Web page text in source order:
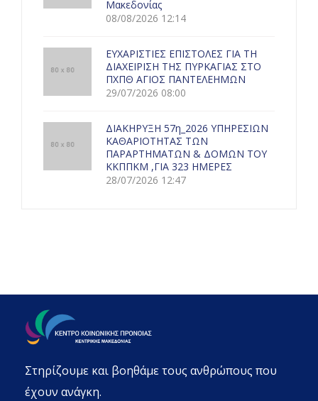
Μακεδονίας
08/08/2026 12:14
ΕΥΧΑΡΙΣΤΙΕΣ ΕΠΙΣΤΟΛΕΣ ΓΙΑ ΤΗ
ΔΙΑΧΕΙΡΙΣΗ ΤΗΣ ΠΥΡΚΑΓΙΑΣ ΣΤΟ
ΠΧΠΘ ΑΓΙΟΣ ΠΑΝΤΕΛΕΗΜΩΝ
29/07/2026 08:00
ΔΙΑΚΗΡΥΞΗ 57η_2026 ΥΠΗΡΕΣΙΩΝ
ΚΑΘΑΡΙΟΤΗΤΑΣ ΤΩΝ
ΠΑΡΑΡΤΗΜΑΤΩΝ & ΔΟΜΩΝ ΤΟΥ
ΚΚΠΠΚΜ ,ΓΙΑ 323 ΗΜΕΡΕΣ
28/07/2026 12:47
Στηρίζουμε και βοηθάμε τους ανθρώπους που
έχουν ανάγκη.